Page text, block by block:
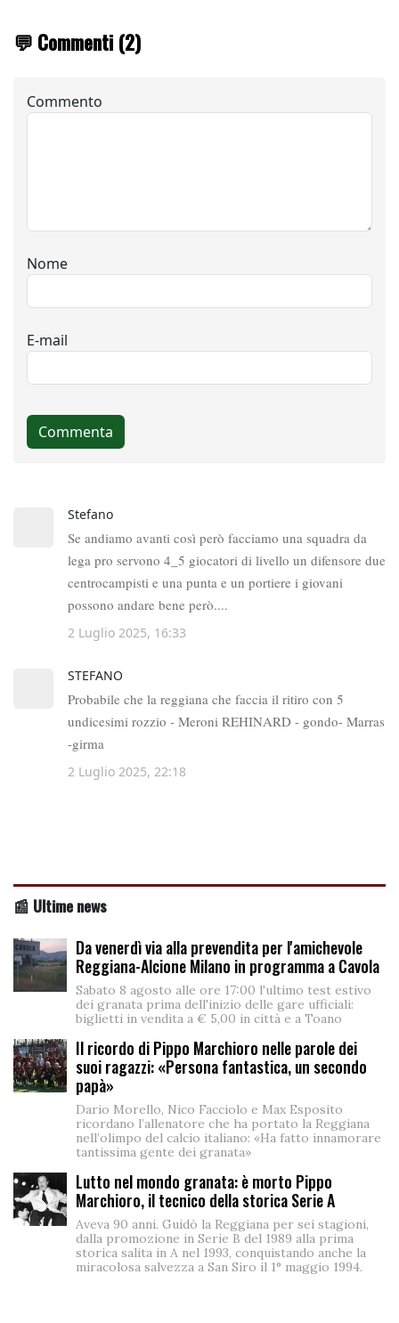
💬 Commenti (2)
📰 Ultime news
Da venerdì via alla prevendita per l'amichevole
Reggiana-Alcione Milano in programma a Cavola
Sabato 8 agosto alle ore 17:00 l'ultimo test estivo
dei granata prima dell'inizio delle gare ufficiali:
biglietti in vendita a € 5,00 in città e a Toano
Il ricordo di Pippo Marchioro nelle parole dei
suoi ragazzi: «Persona fantastica, un secondo
papà»
Dario Morello, Nico Facciolo e Max Esposito
ricordano l’allenatore che ha portato la Reggiana
nell’olimpo del calcio italiano: «Ha fatto innamorare
tantissima gente dei granata»
Lutto nel mondo granata: è morto Pippo
Marchioro, il tecnico della storica Serie A
Aveva 90 anni. Guidò la Reggiana per sei stagioni,
dalla promozione in Serie B del 1989 alla prima
storica salita in A nel 1993, conquistando anche la
miracolosa salvezza a San Siro il 1° maggio 1994.